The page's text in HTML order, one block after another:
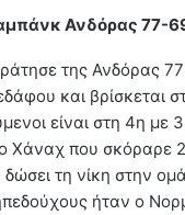
Ανδόρας 77-
της Ανδόρας
και βρίσκεται
είναι στη 4η με
Χάναχ που σκόραρε
τη νίκη στην
ήταν ο